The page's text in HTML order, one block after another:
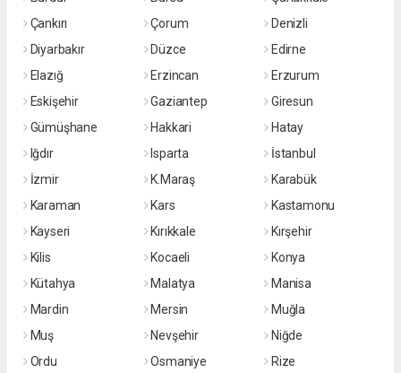
Çankırı
Çorum
Denizli
Diyarbakır
Düzce
Edirne
Elazığ
Erzincan
Erzurum
Eskişehir
Gaziantep
Giresun
Gümüşhane
Hakkari
Hatay
Iğdır
Isparta
İstanbul
İzmir
K.Maraş
Karabük
Karaman
Kars
Kastamonu
Kayseri
Kırıkkale
Kırşehir
Kilis
Kocaeli
Konya
Kütahya
Malatya
Manisa
Mardin
Mersin
Muğla
Muş
Nevşehir
Niğde
Ordu
Osmaniye Rize